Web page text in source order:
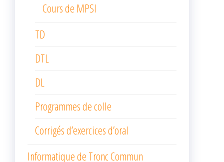
Cours de MPSI
TD
DTL
DL
Programmes de colle
Corrigés d’exercices d’oral
Informatique de Tronc Commun